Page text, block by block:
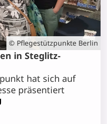
© Pflegestützpunkte Berlin
in Steglitz-
hat sich auf
präsentiert